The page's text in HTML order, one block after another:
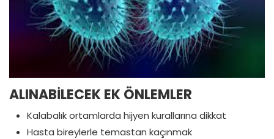
ALINABİLECEK EK ÖNLEMLER
Kalabalık ortamlarda hijyen kurallarına dikkat
Hasta bireylerle temastan kaçınmak